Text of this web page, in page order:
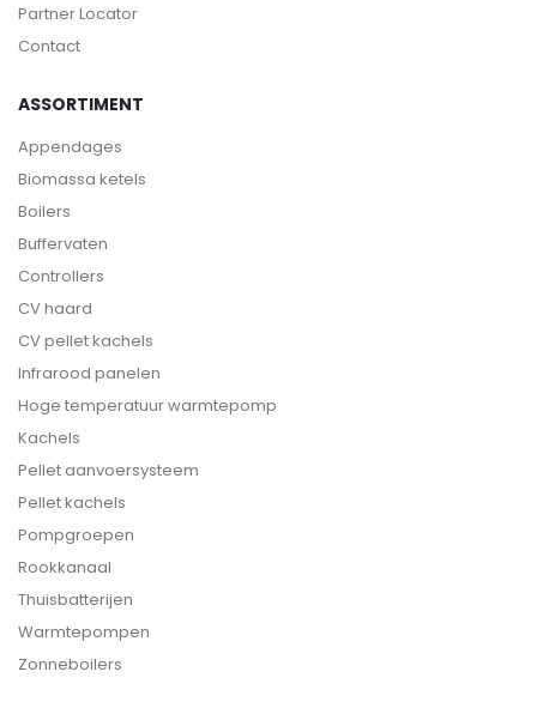
Partner Locator
Contact
ASSORTIMENT
Appendages
Biomassa ketels
Boilers
Buffervaten
Controllers
CV haard
CV pellet kachels
Infrarood panelen
Hoge temperatuur warmtepomp
Kachels
Pellet aanvoersysteem
Pellet kachels
Pompgroepen
Rookkanaal
Thuisbatterijen
Warmtepompen
Zonneboilers